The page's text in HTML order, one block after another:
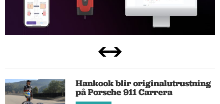
Hankook blir originalutrustning
på Porsche 911 Carrera